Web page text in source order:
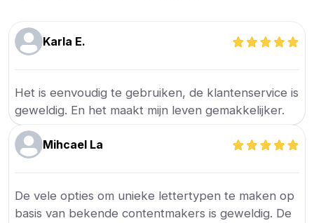
Karla E.
Het is eenvoudig te gebruiken, de klantenservice is
geweldig. En het maakt mijn leven gemakkelijker.
Mihcael La
De vele opties om unieke lettertypen te maken op
basis van bekende contentmakers is geweldig. De